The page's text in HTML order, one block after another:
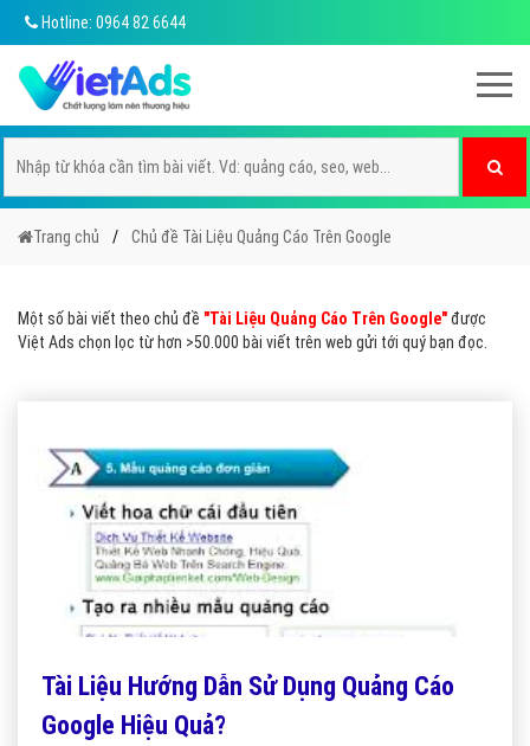
Hotline: 0964 82 6644
Trang chủ Chủ đề Tài Liệu Quảng Cáo Trên Google
Một số bài viết theo chủ đề "Tài Liệu Quảng Cáo Trên Google"được
Việt Ads chọn lọc từ hơn >50.000 bài viết trên web gửi tới quý bạn đọc.
Tài Liệu Hướng Dẫn Sử Dụng Quảng Cáo
Google Hiệu Quả?